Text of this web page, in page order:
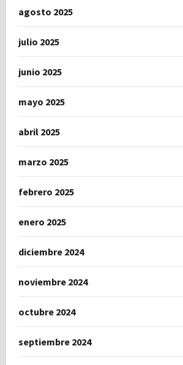
agosto 2025
julio 2025
junio 2025
mayo 2025
abril 2025
marzo 2025
febrero 2025
enero 2025
diciembre 2024
noviembre 2024
octubre 2024
septiembre 2024